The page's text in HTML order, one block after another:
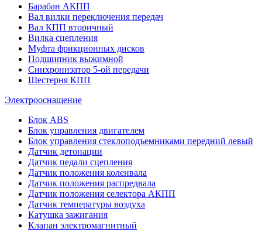
Барабан АКПП
Вал вилки переключения передач
Вал КПП вторичный
Вилка сцепления
Муфта фрикционных дисков
Подшипник выжимной
Синхронизатор 5-ой передачи
Шестерня КПП
Электрооснащение
Блок ABS
Блок управления двигателем
Блок управления стеклоподъемниками передний левый
Датчик детонации
Датчик педали сцепления
Датчик положения коленвала
Датчик положения распредвала
Датчик положения селектора АКПП
Датчик температуры воздуха
Катушка зажигания
Клапан электромагнитный